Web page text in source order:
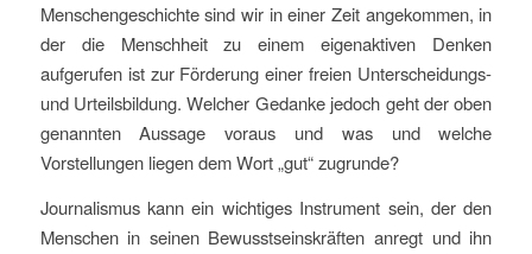
Menschengeschichte sind wir in einer Zeit angekommen, in
der die Menschheit zu einem eigenaktiven Denken
aufgerufen ist zur Förderung einer freien Unterscheidungs-
und Urteilsbildung. Welcher Gedanke jedoch geht der oben
genannten Aussage voraus und was und welche
Vorstellungen liegen dem Wort „gut“ zugrunde?
Journalismus kann ein wichtiges Instrument sein, der den
Menschen in seinen Bewusstseinskräften anregt und ihn